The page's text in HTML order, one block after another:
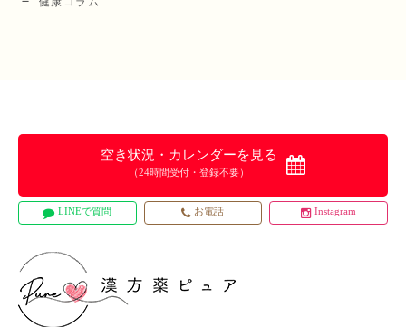
空き状況・カレンダーを見る
（24時間受付・登録不要）
LINEで質問 お電話 Instagram